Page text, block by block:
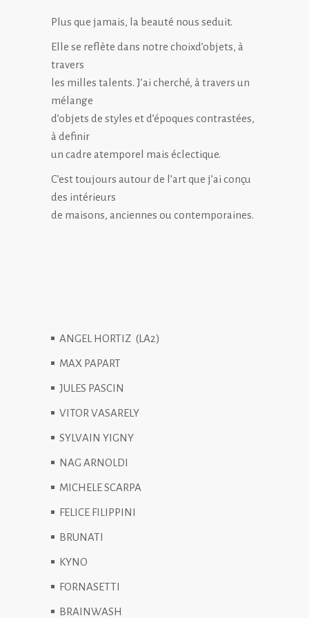
Plus que jamais, la beauté nous seduit.
Elle se reflète dans notre choixd’objets, à
travers
les milles talents. J’ai cherché, à travers un
mélange
d’objets de styles et d’époques contrastées,
à definir
un cadre atemporel mais éclectique.
C’est toujours autour de l’art que j’ai conçu
des intérieurs
de maisons, anciennes ou contemporaines.
ANGEL HORTIZ (LA2)
MAX PAPART
JULES PASCIN
VITOR VASARELY
SYLVAIN YIGNY
NAG ARNOLDI
MICHELE SCARPA
FELICE FILIPPINI
BRUNATI
KYNO
FORNASETTI
BRAINWASH